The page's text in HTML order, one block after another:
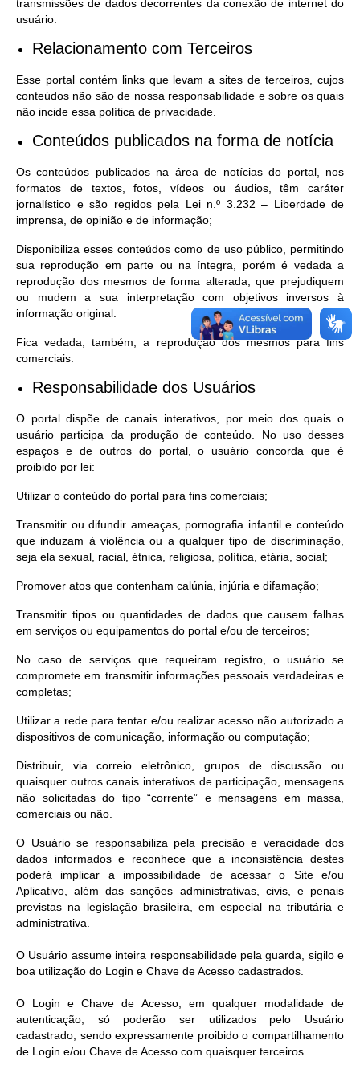
transmissões de dados decorrentes da conexão de internet do
usuário.
Relacionamento com Terceiros
Esse portal contém links que levam a sites de terceiros, cujos
conteúdos não são de nossa responsabilidade e sobre os quais
não incide essa política de privacidade.
Conteúdos publicados na forma de notícia
Os conteúdos publicados na área de notícias do portal, nos
formatos de textos, fotos, vídeos ou áudios, têm caráter
jornalístico e são regidos pela Lei n.º 3.232 – Liberdade de
imprensa, de opinião e de informação;
Disponibiliza esses conteúdos como de uso público, permitindo
sua reprodução em parte ou na íntegra, porém é vedada a
reprodução dos mesmos de forma alterada, que prejudiquem
ou mudem a sua interpretação com objetivos inversos à
informação original.
Fica vedada, também, a reprodução dos mesmos para fins
comerciais.
Responsabilidade dos Usuários
O portal dispõe de canais interativos, por meio dos quais o
usuário participa da produção de conteúdo. No uso desses
espaços e de outros do portal, o usuário concorda que é
proibido por lei:
Utilizar o conteúdo do portal para fins comerciais;
Transmitir ou difundir ameaças, pornografia infantil e conteúdo
que induzam à violência ou a qualquer tipo de discriminação,
seja ela sexual, racial, étnica, religiosa, política, etária, social;
Promover atos que contenham calúnia, injúria e difamação;
Transmitir tipos ou quantidades de dados que causem falhas
em serviços ou equipamentos do portal e/ou de terceiros;
No caso de serviços que requeiram registro, o usuário se
compromete em transmitir informações pessoais verdadeiras e
completas;
Utilizar a rede para tentar e/ou realizar acesso não autorizado a
dispositivos de comunicação, informação ou computação;
Distribuir, via correio eletrônico, grupos de discussão ou
quaisquer outros canais interativos de participação, mensagens
não solicitadas do tipo “corrente” e mensagens em massa,
comerciais ou não.
O Usuário se responsabiliza pela precisão e veracidade dos
dados informados e reconhece que a inconsistência destes
poderá implicar a impossibilidade de acessar o Site e/ou
Aplicativo, além das sanções administrativas, civis, e penais
previstas na legislação brasileira, em especial na tributária e
administrativa.
O Usuário assume inteira responsabilidade pela guarda, sigilo e
boa utilização do Login e Chave de Acesso cadastrados.
O Login e Chave de Acesso, em qualquer modalidade de
autenticação, só poderão ser utilizados pelo Usuário
cadastrado, sendo expressamente proibido o compartilhamento
de Login e/ou Chave de Acesso com quaisquer terceiros.